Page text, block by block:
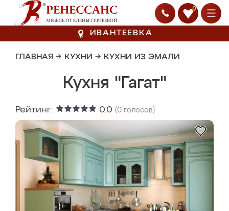
0
ИВАНТЕЕВКА
ГЛАВНАЯ → КУХНИ → КУХНИ ИЗ ЭМАЛИ
Кухня "Гагат"
Рейтинг: 0.0 (0 голосов)